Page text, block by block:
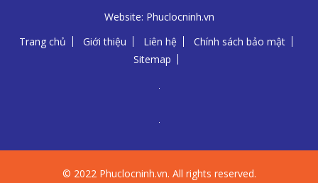
Website: Phuclocninh.vn
Trang chủ
Giới thiệu Liên hệ
Chính sách bảo mật
Sitemap
© 2022 Phuclocninh.vn. All rights reserved.